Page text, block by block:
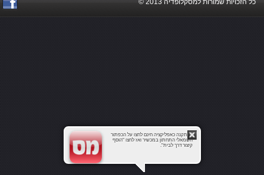
כל הזכויות שמורות למסקלופדיה 2013 ©
להתקנה כאפליקציה חינם לחצו על הכפתור
השמאלי התחתון במכשיר ואז לחצו "הוסף
קיצור דרך לבית".